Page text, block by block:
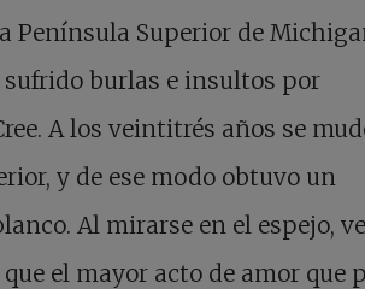
Península Superior de
burlas e insultos por
A los veintitrés años se
y de ese modo obtuvo un
Al mirarse en el espejo,
el mayor acto de amor que